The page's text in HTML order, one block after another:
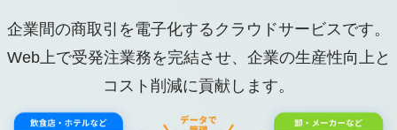
企業間の商取引を電子化するクラウドサービスです。
Web上で受発注業務を完結させ、企業の生産性向上と
コスト削減に貢献します。